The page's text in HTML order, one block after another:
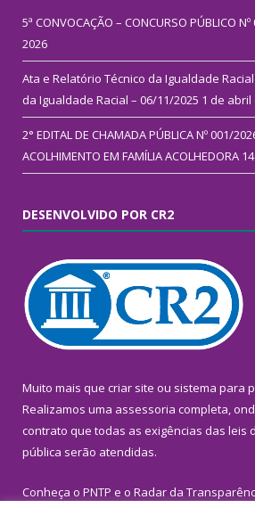
5ª CONVOCAÇÃO – CONCURSO PÚBLICO
2026
Ata e Relatório Técnico da Igualdade
da Igualdade Racial – 06/11/2025 1 de abril
2° EDITAL DE CHAMADA PÚBLICA Nº 001/
ACOLHIMENTO EM FAMÍLIA ACOLHEDORA
DESENVOLVIDO POR CR2
Muito mais que criar site ou sistema para
Realizamos uma assessoria completa,
contrato que todas as exigências das leis
pública serão atendidas.
Conheça o PNTP e o Radar da